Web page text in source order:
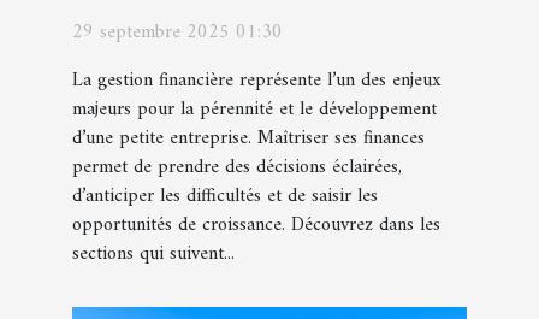
29 septembre 2025 01:30
La gestion financière représente l’un des enjeux
majeurs pour la pérennité et le développement
d’une petite entreprise. Maîtriser ses finances
permet de prendre des décisions éclairées,
d’anticiper les difficultés et de saisir les
opportunités de croissance. Découvrez dans les
sections qui suivent...